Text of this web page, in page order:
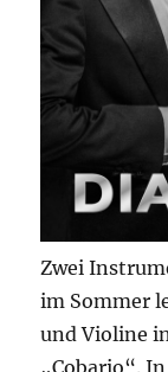
Zwei
im Sommer
und Violine
„Cobario“.